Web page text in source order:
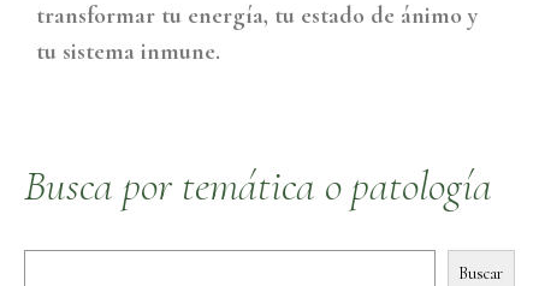
transformar tu energía, tu estado de ánimo y
tu sistema inmune.
Busca por temática o patología
Buscar